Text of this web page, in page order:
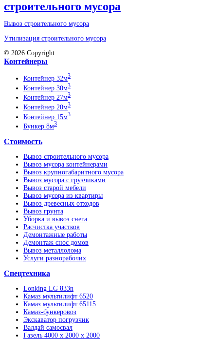
Вывоз строительного мусора
Утилизация строительного мусора
© 2026 Copyright
Контейнеры
Контейнер 32м3
Контейнер 30м3
Контейнер 27м3
Контейнер 20м3
Контейнер 15м3
Бункер 8м3
Стоимость
Вывоз строительного мусора
Вывоз мусора контейнерами
Вывоз крупногабаритного мусора
Вывоз мусора с грузчиками
Вывоз старой мебели
Вывоз мусора из квартиры
Вывоз древесных отходов
Вывоз грунта
Уборка и вывоз снега
Расчистка участков
Демонтажные работы
Демонтаж снос домов
Вывоз металлолома
Услуги разнорабочих
Спецтехника
Lonking LG 833n
Камаз мультилифт 6520
Камаз мультилифт 65115
Камаз-бункеровоз
Экскаватор погрузчик
Валдай самосвал
Газель 4000 x 2000 x 2000